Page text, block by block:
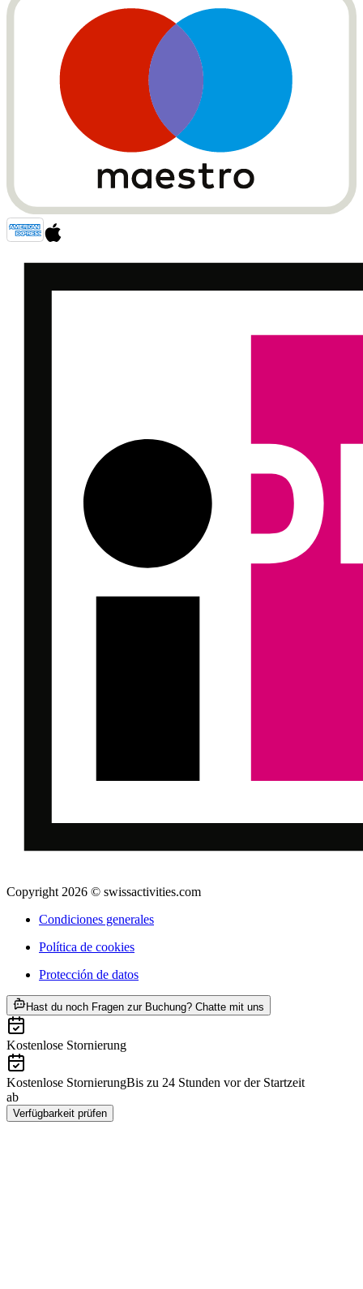
Copyright 2026 © swissactivities.com
Condiciones generales
Política de cookies
Protección de datos
Hast du noch Fragen zur Buchung? Chatte mit uns
Kostenlose Stornierung
Kostenlose StornierungBis zu 24 Stunden vor der Startzeit
ab
Verfügbarkeit prüfen